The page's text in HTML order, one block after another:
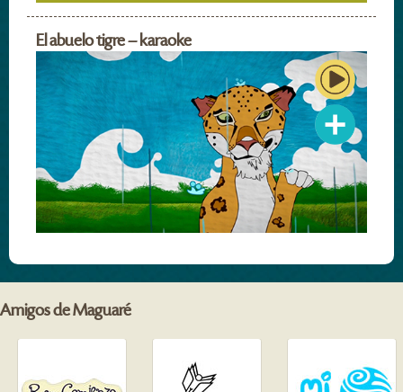
El abuelo tigre – karaoke
Amigos de Maguaré